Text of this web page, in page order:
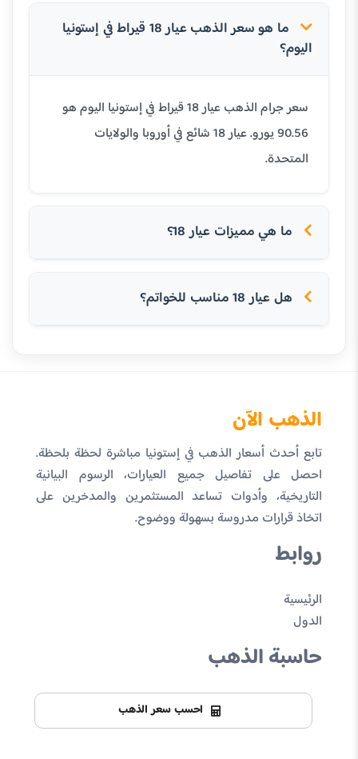
ما هو سعر الذهب عيار 18 قيراط في إستونيا
اليوم؟
سعر جرام الذهب عيار 18 قيراط في إستونيا اليوم هو
90.56 يورو. عيار 18 شائع في أوروبا والولايات
المتحدة.
ما هي مميزات عيار 18؟
هل عيار 18 مناسب للخواتم؟
الذهب الآن
تابع أحدث أسعار الذهب في إستونيا مباشرة لحظة بلحظة.
احصل على تفاصيل جميع العيارات، الرسوم البيانية
التاريخية، وأدوات تساعد المستثمرين والمدخرين على
اتخاذ قرارات مدروسة بسهولة ووضوح.
روابط
الرئيسية
الدول
حاسبة الذهب
احسب سعر الذهب